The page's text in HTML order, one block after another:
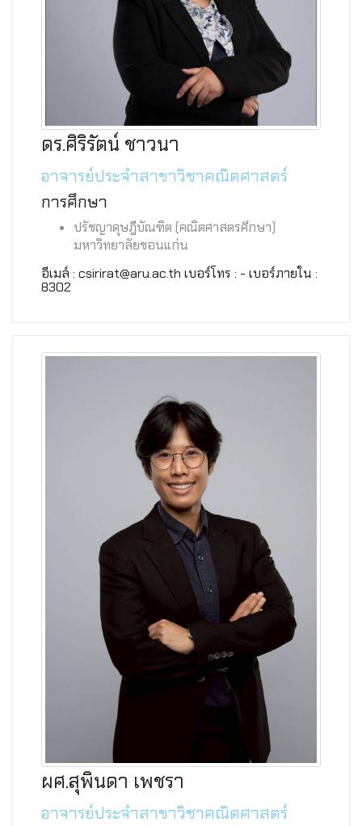
ดร.ศิริรัตน์ ชาวนา
อาจารย์ประจำสาขาวิชาคณิตศาสตร์
การศึกษา
ปรัชญาดุษฎีบัณฑิต (คณิตศาสตรศึกษา)
มหาวิทยาลัยขอนแก่น
อีเมล์ : csirirat@aru.ac.th เบอร์โทร : - เบอร์ภายใน :
8302
ผศ.สุพินดา เพชรา
อาจารย์ประจำสาขาวิชาคณิตศาสตร์